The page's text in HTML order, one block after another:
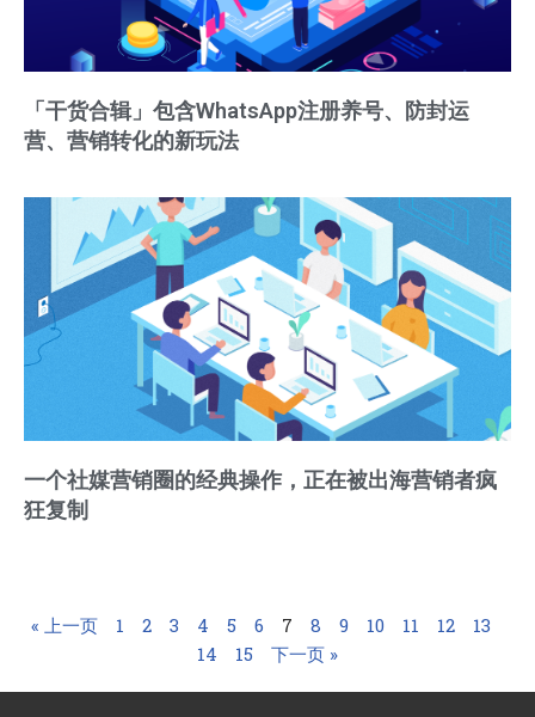
「干货合辑」包含WhatsApp注册养号、防封运
营、营销转化的新玩法
一个社媒营销圈的经典操作，正在被出海营销者疯
狂复制
« 上一页 1 2 3 4 5 6 7 8 9 10 11 12
13
14
15 下一页 »